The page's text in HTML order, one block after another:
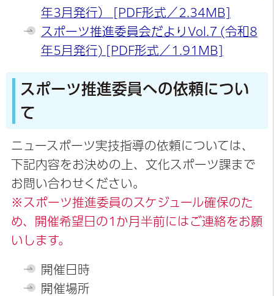
年3月発行） [PDF形式／2.34MB]
スポーツ推進委員会だよりVol.7 (令和8
年5月発行) [PDF形式／1.91MB]
スポーツ推進委員への依頼につい
て
ニュースポーツ実技指導の依頼については、
下記内容をお決めの上、文化スポーツ課まで
お問い合わせください。
※スポーツ推進委員のスケジュール確保のた
め、開催希望日の1か月半前にはご連絡をお願
いします。
開催日時
開催場所